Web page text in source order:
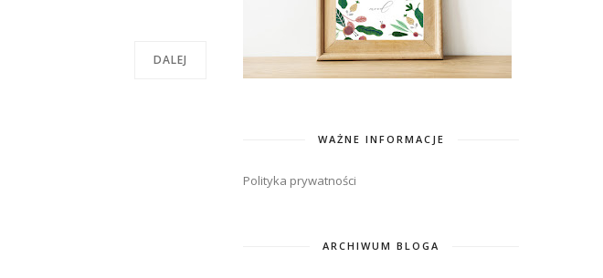
DALEJ
WAŻNE INFORMACJE
Polityka prywatności
ARCHIWUM BLOGA